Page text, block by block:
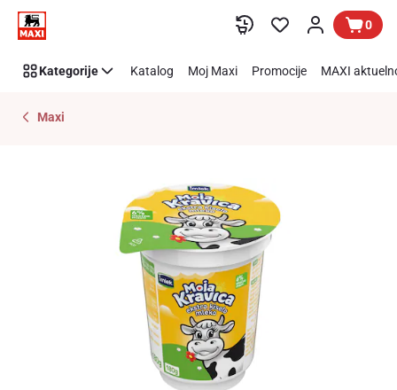
Preskoči link 0
Kategorije Katalog Moj Maxi Promocije MAXI
Maxi